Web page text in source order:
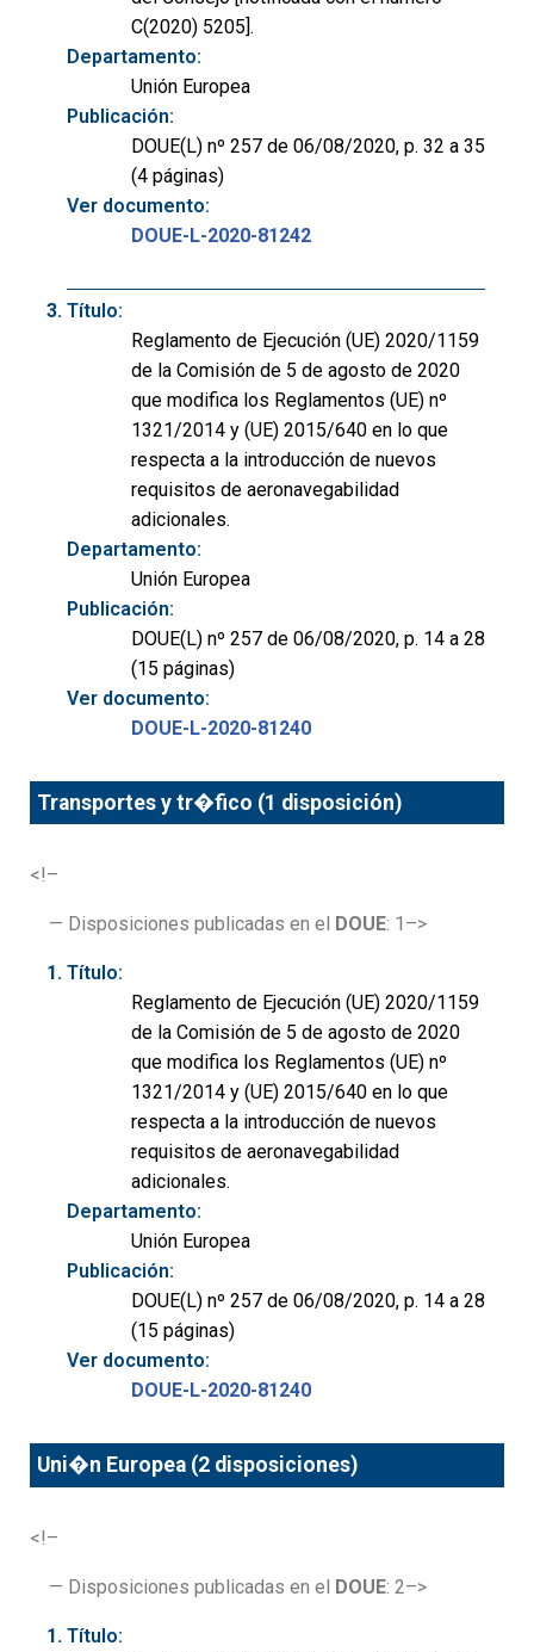
C(2020) 5205].
Departamento:
Unión Europea
Publicación:
DOUE(L) nº 257 de 06/08/2020, p. 32 a 35
(4 páginas)
Ver documento:
DOUE-L-2020-81242
Título:
Reglamento de Ejecución (UE) 2020/1159
de la Comisión de 5 de agosto de 2020
que modifica los Reglamentos (UE) nº
1321/2014 y (UE) 2015/640 en lo que
respecta a la introducción de nuevos
requisitos de aeronavegabilidad
adicionales.
Departamento:
Unión Europea
Publicación:
DOUE(L) nº 257 de 06/08/2020, p. 14 a 28
(15 páginas)
Ver documento:
DOUE-L-2020-81240
Transportes y tr�fico (1 disposición)
<!–
— Disposiciones publicadas en el DOUE: 1–>
Título:
Reglamento de Ejecución (UE) 2020/1159
de la Comisión de 5 de agosto de 2020
que modifica los Reglamentos (UE) nº
1321/2014 y (UE) 2015/640 en lo que
respecta a la introducción de nuevos
requisitos de aeronavegabilidad
adicionales.
Departamento:
Unión Europea
Publicación:
DOUE(L) nº 257 de 06/08/2020, p. 14 a 28
(15 páginas)
Ver documento:
DOUE-L-2020-81240
Uni�n Europea (2 disposiciones)
<!–
— Disposiciones publicadas en el DOUE: 2–>
Título: